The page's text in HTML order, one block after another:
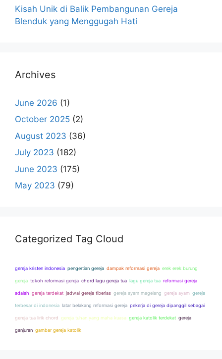
Kisah Unik di Balik Pembangunan Gereja
Blenduk yang Menggugah Hati
Archives
June 2026 (1)
October 2025 (2)
August 2023 (36)
July 2023 (182)
June 2023 (175)
May 2023 (79)
Categorized Tag Cloud
gereja kristen indonesia pengertian gereja dampak reformasi gereja erek erek burung
gereja tokoh reformasi gereja chord lagu gereja tua lagu gereja tua reformasi gereja
adalah gereja terdekat jadwal gereja tiberias gereja ayam magelang gereja ayam gereja
terbesar di indonesia latar belakang reformasi gereja pekerja di gereja dipanggil sebagai
gereja tua lirik chord gereja tuhan yang maha kuasa gereja katolik terdekat gereja
ganjuran gambar gereja katolik